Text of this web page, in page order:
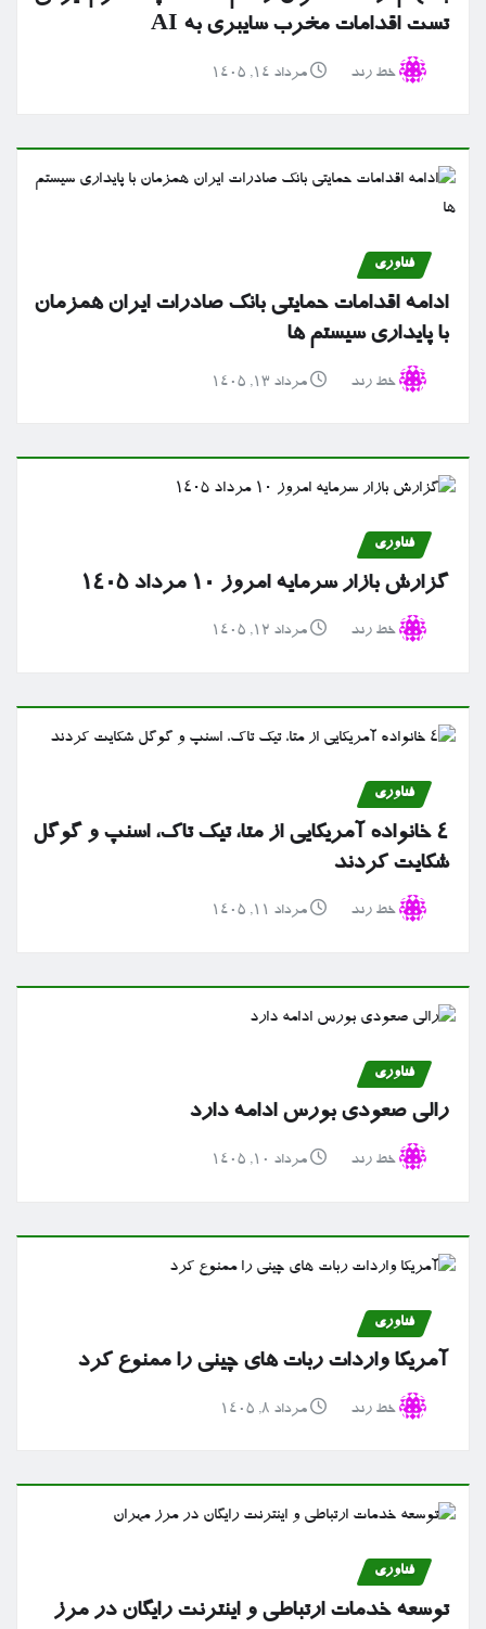
تست اقدامات مخرب سایبری به AI
خط رند مرداد ۱۴, ۱۴۰۵
فناوری
ادامه اقدامات حمایتی بانک صادرات ایران همزمان
با پایداری سیستم ها
خط رند مرداد ۱۳, ۱۴۰۵
فناوری
گزارش بازار سرمایه امروز ۱۰ مرداد ۱۴۰۵
خط رند مرداد ۱۲, ۱۴۰۵
فناوری
۴ خانواده آمریکایی از متا، تیک تاک، اسنپ و گوگل
شکایت کردند
خط رند مرداد ۱۱, ۱۴۰۵
فناوری
رالی صعودی بورس ادامه دارد
خط رند مرداد ۱۰, ۱۴۰۵
فناوری
آمریکا واردات ربات های چینی را ممنوع کرد
خط رند مرداد ۸, ۱۴۰۵
فناوری
توسعه خدمات ارتباطی و اینترنت رایگان در مرز